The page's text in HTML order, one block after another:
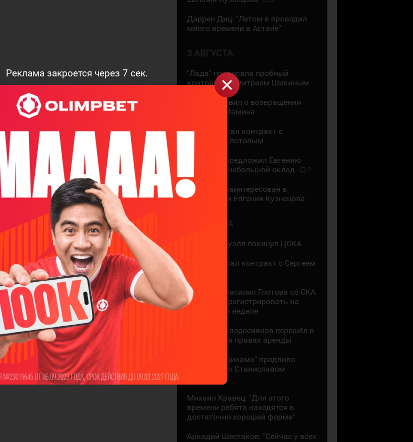
Реклама закроется через 6 сек.
Даррен Диц: "Летом я проводил
много времени в Астане"
3 АВГУСТА
"Лада" подписала пробный
контракт с Дмитрием Шикиным
ЦСКА объявил о возвращении
Максима Мамина
СКА подписал контракт с
Василием Глотовым
"Трактор" предложил Евгению
Кузнецову небольшой оклад
"Трактор" заинтересован в
подписании Евгения Кузнецова
2 АВГУСТА
Мак Холлоуэлл покинул ЦСКА
СКА подписал контракт с Сергеем
Контракт Василия Глотова со СКА
должны зарегистрировать на
следующей неделе
Даниил Малоросиянов перешёл в
"Шанхай" на правах аренды
Минское "Динамо" продлило
контракт со Станиславом
Михаил Кравец: "Для этого
времени ребята находятся в
достаточно хорошей форме"
Аркадий Шестаков: "Сейчас у всех